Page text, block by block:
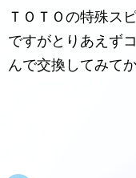
ＴＯＴＯの特殊ス
ですがとりあえず
んで交換してみて